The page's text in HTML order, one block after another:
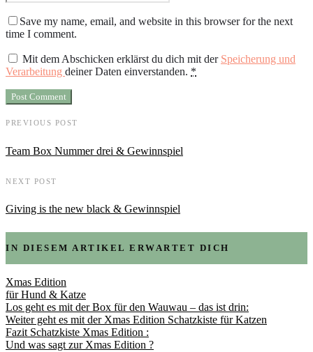
Save my name, email, and website in this browser for the next
time I comment.
Mit dem Abschicken erklärst du dich mit der Speicherung und
Verarbeitung deiner Daten einverstanden. *
PREVIOUS POST
Team Box Nummer drei & Gewinnspiel
NEXT POST
Giving is the new black & Gewinnspiel
IN DIESEM ARTIKEL ERWARTET DICH
Xmas Edition
für Hund & Katze
Los geht es mit der Box für den Wauwau – das ist drin:
Weiter geht es mit der Xmas Edition Schatzkiste für Katzen
Fazit Schatzkiste Xmas Edition :
Und was sagt zur Xmas Edition ?